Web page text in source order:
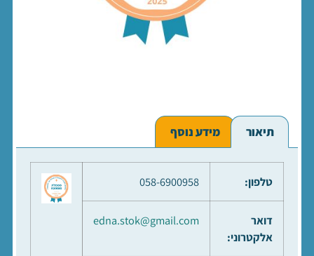
תיאור מידע נוסף
טלפון: 058-6900958
דואר
אלקטרוני:
edna.stok@gmail.com